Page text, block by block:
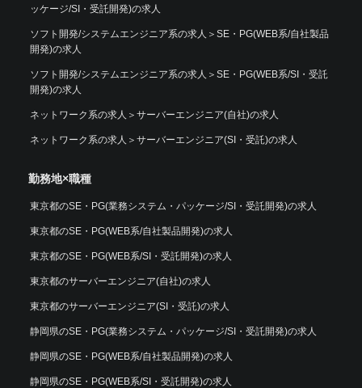
ッケージ/SI・受託開発)の求人
ソフト開発/システムエンジニア系の求人 ＞ SE・PG(WEB系/自社製品
開発)の求人
ソフト開発/システムエンジニア系の求人 ＞ SE・PG(WEB系/SI・受託
開発)の求人
ネットワーク系の求人 ＞ サーバーエンジニア(自社)の求人
ネットワーク系の求人 ＞ サーバーエンジニア(SI・受託)の求人
勤務地×職種
東京都のSE・PG(業務システム・パッケージ/SI・受託開発)の求人
東京都のSE・PG(WEB系/自社製品開発)の求人
東京都のSE・PG(WEB系/SI・受託開発)の求人
東京都のサーバーエンジニア(自社)の求人
東京都のサーバーエンジニア(SI・受託)の求人
静岡県のSE・PG(業務システム・パッケージ/SI・受託開発)の求人
静岡県のSE・PG(WEB系/自社製品開発)の求人
静岡県のSE・PG(WEB系/SI・受託開発)の求人